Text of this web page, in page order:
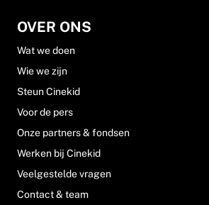
OVER ONS
Wat we doen
Wie we zijn
Steun Cinekid
Voor de pers
Onze partners & fondsen
Werken bij Cinekid
Veelgestelde vragen
Contact & team